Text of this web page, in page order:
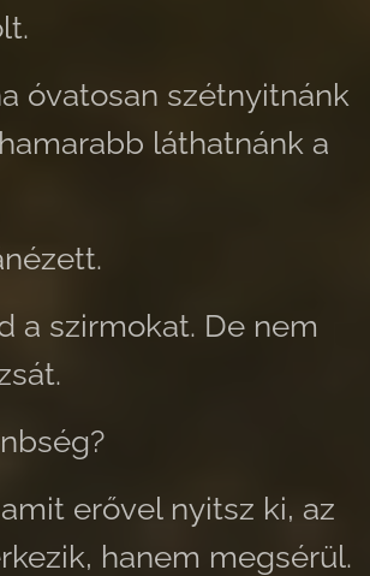
óvatosan szétnyitnánk
láthatnánk a
a szirmokat. De nem
erővel nyitsz ki, az
hanem megsérül.